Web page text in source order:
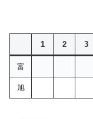
1 2 3
富
旭